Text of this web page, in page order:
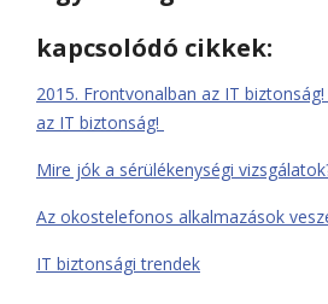
kapcsolódó cikkek:
2015. Frontvonalban az IT
az IT biztonság!
Mire jók a sérülékenységi
Az okostelefonos alkalmazások
IT biztonsági trendek